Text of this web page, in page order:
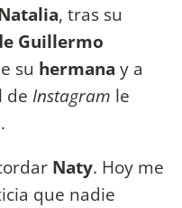
, tras su
Guillermo
su hermana y a
de Instagram le
.
Naty. Hoy me
que nadie